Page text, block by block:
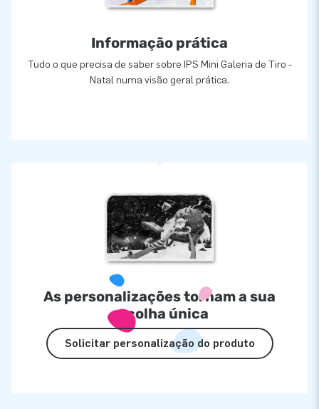
Informação prática
Tudo o que precisa de saber sobre IPS Mini Galeria de Tiro -
Natal numa visão geral prática.
As personalizações tornam a sua
escolha única
Solicitar personalização do produto